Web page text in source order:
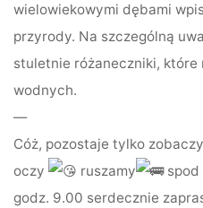
wielowiekowymi dębami
przyrody. Na szczególną
stuletnie różaneczniki, które
wodnych.
—
Cóż, pozostaje tylko
oczy
ruszamy
spod
godz. 9.00 serdecznie